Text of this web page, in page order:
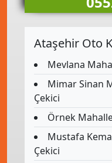
Ataşehir Oto
Mevlana
Mimar Sinan
Çekici
Örnek
Mustafa
Çekici